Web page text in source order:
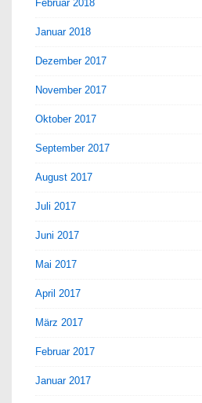
Februar 2018
Januar 2018
Dezember 2017
November 2017
Oktober 2017
September 2017
August 2017
Juli 2017
Juni 2017
Mai 2017
April 2017
März 2017
Februar 2017
Januar 2017